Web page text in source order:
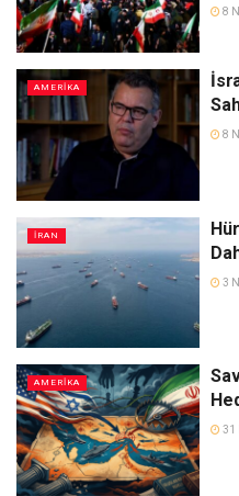
8
AMERIKA
8
İRAN
3
AMERIKA
31